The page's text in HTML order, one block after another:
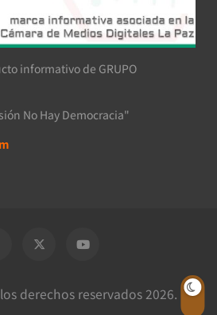
informativo de GRUPO
No Hay Democracia"
derechos reservados 2026.